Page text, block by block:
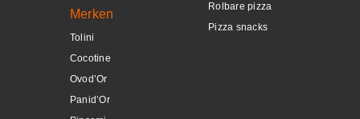
Merken
Tolini
Cocotine
Ovod’Or
Panid’Or
Rolbare pizza
Pizza snacks